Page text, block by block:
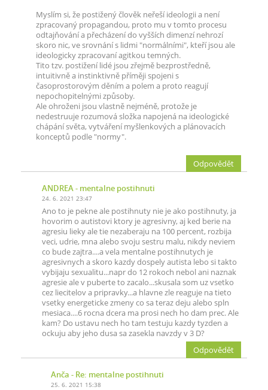
Myslím si, že postižený člověk neřeší ideologii a není
zpracovaný propagandou, proto mu v tomto procesu
odtajňování a přecházení do vyšších dimenzí nehrozí
skoro nic, ve srovnání s lidmi "normálními", kteří jsou ale
ideologicky zpracovaní agitkou temných.
Tito tzv. postižení lidé jsou zřejmě bezprostředně,
intuitivně a instinktivně příměji spojeni s
časoprostorovým děním a polem a proto reagují
nepochopitelnými způsoby.
Ale ohroženi jsou vlastně nejméně, protože je
nedestruuje rozumová složka napojená na ideologické
chápání světa, vytváření myšlenkových a plánovacích
konceptů podle "normy".
Odpovědět
ANDREA- mentalne postihnuti
24. 6. 2021 23:47
Ano to je pekne ale postihnuty nie je ako postihnuty, ja
hovorim o autistovi ktory je agresivny, aj ked berie na
agresiu lieky ale tie nezaberaju na 100 percent, rozbija
veci, udrie, mna alebo svoju sestru malu, nikdy neviem
co bude zajtra....a vela mentalne postihnutych je
agresivnych a skoro kazdy dospely autista lebo si takto
vybijaju sexualitu...napr do 12 rokoch nebol ani naznak
agresie ale v puberte to zacalo...skusala som uz vsetko
cez liecitelov a pripravky...a hlavne zle reaguje na tieto
vsetky energeticke zmeny co sa teraz deju alebo spln
mesiaca....6 rocna dcera ma prosi nech ho dam prec. Ale
kam? Do ustavu nech ho tam testuju kazdy tyzden a
ockuju aby jeho dusa sa zasekla navzdy v 3 D?
Odpovědět
Anča - Re: mentalne postihnuti
25. 6. 2021 15:38